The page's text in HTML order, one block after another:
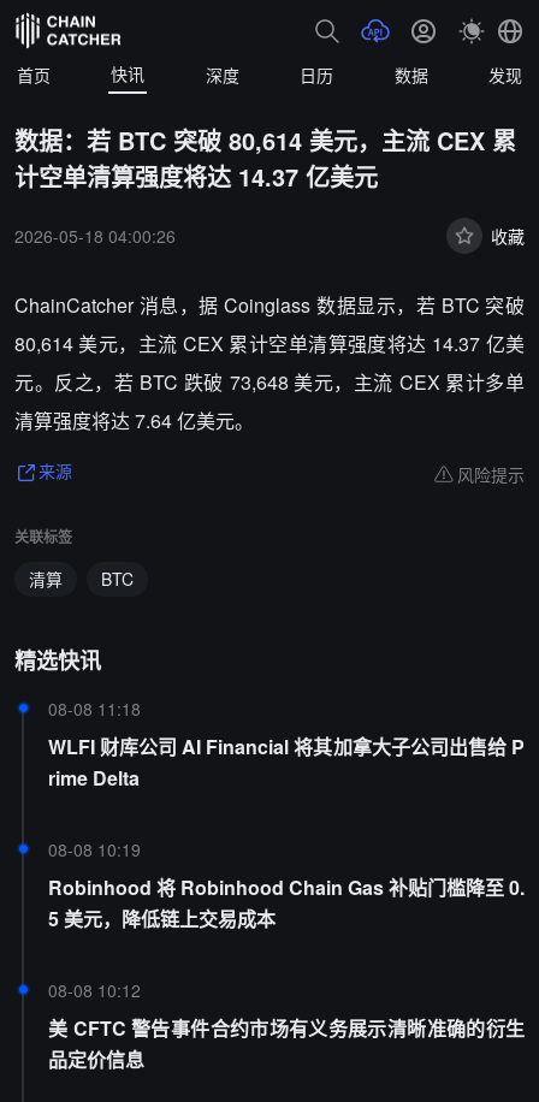
首页 快讯 深度 日历 数据 发现
数据：若 BTC 突破 80,614 美元，主流 CEX 累
计空单清算强度将达 14.37 亿美元
2026-05-18 04:00:26 收藏
ChainCatcher 消息，据 Coinglass 数据显示，若 BTC 突破
80,614 美元，主流 CEX 累计空单清算强度将达 14.37 亿美
元。反之，若 BTC 跌破 73,648 美元，主流 CEX 累计多单
清算强度将达 7.64 亿美元。
来源 风险提示
关联标签
清算 BTC
精选快讯
08-08 11:18
WLFI 财库公司 AI Financial 将其加拿大子公司出售给 P
rime Delta
08-08 10:19
Robinhood 将 Robinhood Chain Gas 补贴门槛降至 0.
5 美元，降低链上交易成本
08-08 10:12
美 CFTC 警告事件合约市场有义务展示清晰准确的衍生
品定价信息